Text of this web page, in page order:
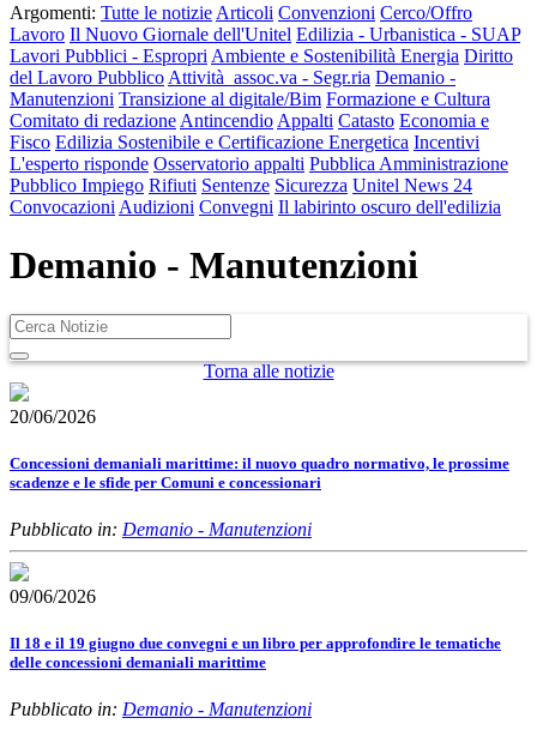
Argomenti: Tutte le notizie Articoli Convenzioni Cerco/Offro
Lavoro Il Nuovo Giornale dell'Unitel Edilizia - Urbanistica - SUAP
Lavori Pubblici - Espropri Ambiente e Sostenibilità Energia Diritto
del Lavoro Pubblico Attività assoc.va - Segr.ria Demanio -
Manutenzioni Transizione al digitale/Bim Formazione e Cultura
Comitato di redazione Antincendio Appalti Catasto Economia e
Fisco Edilizia Sostenibile e Certificazione Energetica Incentivi
L'esperto risponde Osservatorio appalti Pubblica Amministrazione
Pubblico Impiego Rifiuti Sentenze Sicurezza Unitel News 24
Convocazioni Audizioni Convegni Il labirinto oscuro dell'edilizia
Demanio - Manutenzioni
Torna alle notizie
20/06/2026
Concessioni demaniali marittime: il nuovo quadro normativo, le prossime
scadenze e le sfide per Comuni e concessionari
Pubblicato in: Demanio - Manutenzioni
09/06/2026
Il 18 e il 19 giugno due convegni e un libro per approfondire le tematiche
delle concessioni demaniali marittime
Pubblicato in: Demanio - Manutenzioni